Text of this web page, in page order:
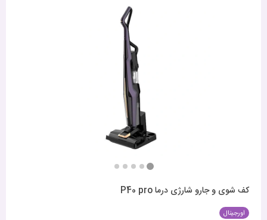
کف شوی و جارو شارژی درما P40 pro
اورجینال